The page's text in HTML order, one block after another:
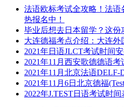
法语欧标考试全攻略！法
热报名中！
毕业后想去日本留学？这份
大连德福考点介绍：大连外
2021年日语JLCT考试时间
2021年11月西安歌德德语考
2021年11月北京法语DELF-
2021年11月6日北京德福
2022年J.TEST日语考试时间